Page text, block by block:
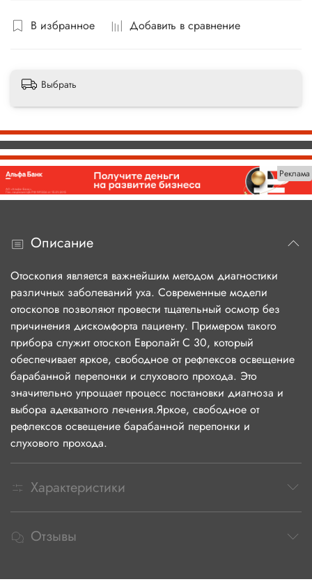
В избранное Добавить в сравнение
Выбрать
Реклама
Описание
Отоскопия является важнейшим методом диагностики
различных заболеваний уха. Современные модели
отоскопов позволяют провести тщательный осмотр без
причинения дискомфорта пациенту. Примером такого
прибора служит отоскоп Евролайт C 30, который
обеспечивает яркое, свободное от рефлексов освещение
барабанной перепонки и слухового прохода. Это
значительно упрощает процесс постановки диагноза и
выбора адекватного лечения.Яркое, свободное от
рефлексов освещение барабанной перепонки и
слухового прохода.
Характеристики
Отзывы